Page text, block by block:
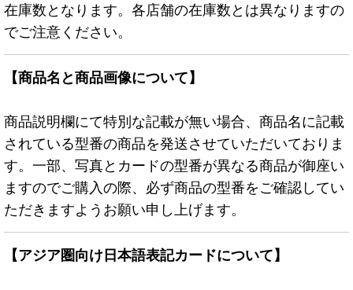
在庫数となります。各店舗の在庫数とは異なりますの
でご注意ください。
【商品名と商品画像について】
商品説明欄にて特別な記載が無い場合、商品名に記載
されている型番の商品を発送させていただいておりま
す。一部、写真とカードの型番が異なる商品が御座い
ますのでご購入の際、必ず商品の型番をご確認してい
ただきますようお願い申し上げます。
【アジア圏向け日本語表記カードについて】